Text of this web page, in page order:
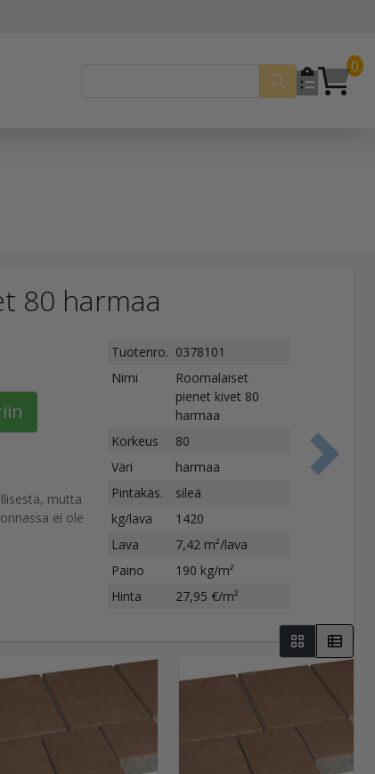
0
80 harmaa
mutta
ei ole
Tuotenro. 0378101
Nimi
Roomalaiset
pienet kivet 80
harmaa
Korkeus
80
Väri
harmaa
Pintakäs.
sileä
kg/lava
1420
Lava
7,42 m²/lava
Paino
190 kg/m²
Hinta
27,95 €/m²